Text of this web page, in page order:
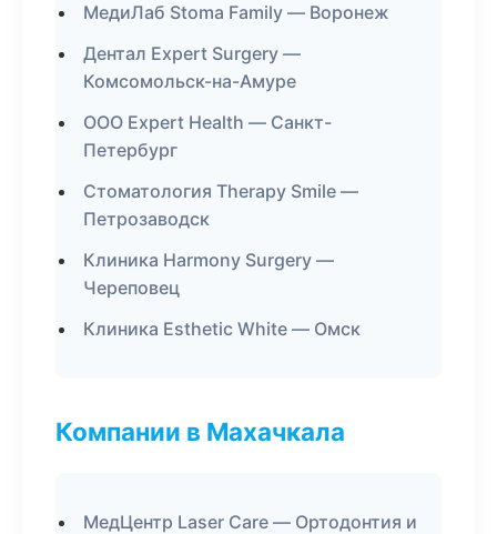
МедиЛаб Stoma Family — Воронеж
Дентал Expert Surgery —
Комсомольск-на-Амуре
ООО Expert Health — Санкт-
Петербург
Стоматология Therapy Smile —
Петрозаводск
Клиника Harmony Surgery —
Череповец
Клиника Esthetic White — Омск
Компании в Махачкала
МедЦентр Laser Care — Ортодонтия и